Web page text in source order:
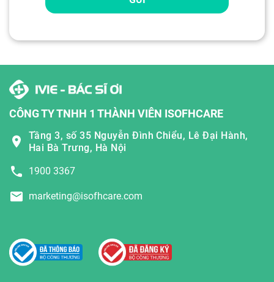
CÔNG TY TNHH 1 THÀNH VIÊN ISOFHCARE
Tầng 3, số 35 Nguyễn Đình Chiểu, Lê Đại Hành,
Hai Bà Trưng, Hà Nội
1900 3367
marketing@isofhcare.com